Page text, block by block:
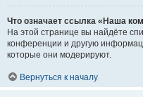
Что означает ссылка «Наша
На этой странице вы найдёте
конференции и другую
которые они модерируют.
Вернуться к началу